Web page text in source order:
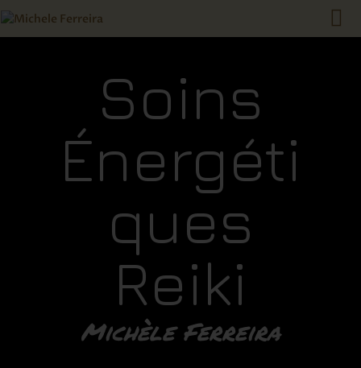
Soins
Énergéti
ques
Reiki
Michèle Ferreira
ACCUEIL
QUI SUIS JE ?
QU’EST-CE QUE LE REIKI
?
RENDEZ-VOUS
TARIFS
CONTACT